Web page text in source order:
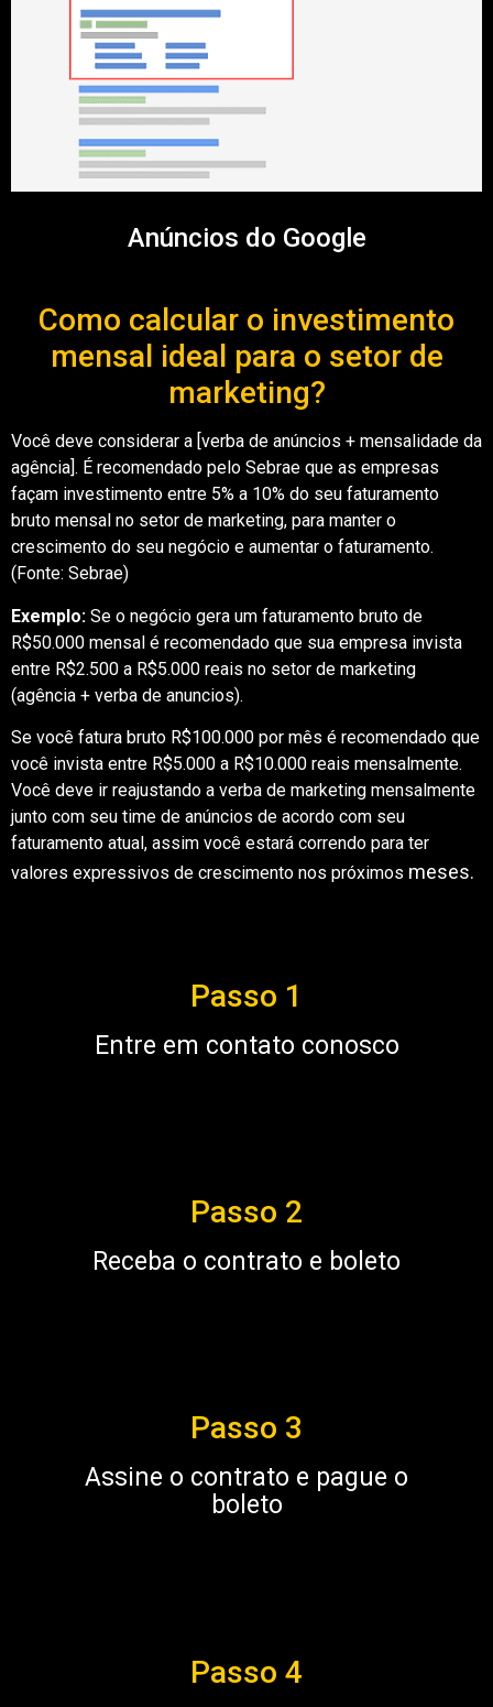
Anúncios do Google
Como calcular o investimento
mensal ideal para o setor de
marketing?
Você deve considerar a [verba de anúncios + mensalidade da
agência]. É recomendado pelo Sebrae que as empresas
façam investimento entre 5% a 10% do seu faturamento
bruto mensal no setor de marketing, para manter o
crescimento do seu negócio e aumentar o faturamento.
(Fonte: Sebrae)
Exemplo: Se o negócio gera um faturamento bruto de
R$50.000 mensal é recomendado que sua empresa invista
entre R$2.500 a R$5.000 reais no setor de marketing
(agência + verba de anuncios).
Se você fatura bruto R$100.000 por mês é recomendado que
você invista entre R$5.000 a R$10.000 reais mensalmente.
Você deve ir reajustando a verba de marketing mensalmente
junto com seu time de anúncios de acordo com seu
faturamento atual, assim você estará correndo para ter
valores expressivos de crescimento nos próximos meses.
Passo 1
Entre em contato conosco
Passo 2
Receba o contrato e boleto
Passo 3
Assine o contrato e pague o
boleto
Passo 4